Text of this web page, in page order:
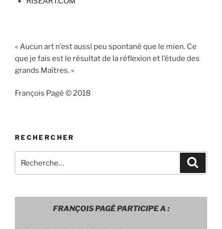
« Aucun art n’est aussi peu spontané que le mien. Ce
que je fais est le résultat de la réflexion et l’étude des
grands Maîtres. »
François Pagé © 2018
RECHERCHER
pour
FRANÇOIS PAGÉ PARTICIPE A :